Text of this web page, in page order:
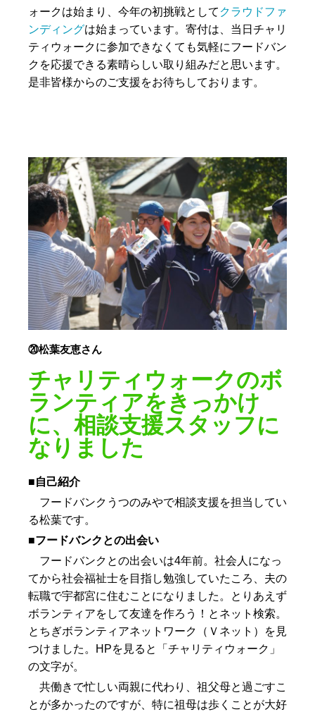
ォークは始まり、今年の初挑戦として クラウドファ
ンディングは始まっています。寄付は、当日チャリ
ティウォークに参加できなくても気軽にフードバン
クを応援できる素晴らしい取り組みだと思います。
是非皆様からのご支援をお待ちしております。
⑳松葉友恵さん
チャリティウォークのボ
ランティアをきっかけ
に、相談支援スタッフに
なりました
■自己紹介
フードバンクうつのみやで相談支援を担当してい
る松葉です。
■フードバンクとの出会い
フードバンクとの出会いは4年前。社会人になっ
てから社会福祉士を目指し勉強していたころ、夫の
転職で宇都宮に住むことになりました。とりあえず
ボランティアをして友達を作ろう！とネット検索。
とちぎボランティアネットワーク（Ｖネット）を見
つけました。HPを見ると「チャリティウォーク」
の文字が。
共働きで忙しい両親に代わり、祖父母と過ごすこ
とが多かったのですが、特に祖母は歩くことが大好